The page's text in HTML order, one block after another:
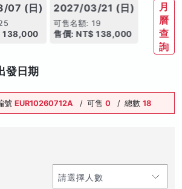
07 (日)
138,000
2027/03/21 (日)
可售名額: 19
售價: NT$ 138,000
月
曆
查
詢
發日期
號 EUR10260712A / 可售 0 / 總數 18